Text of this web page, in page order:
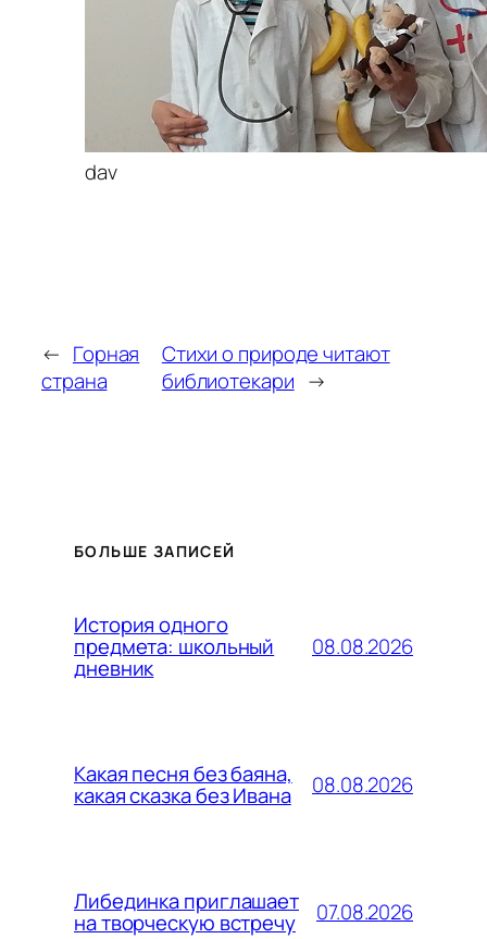
dav
← Горная
страна
Стихи о природе читают
библиотекари →
БОЛЬШЕ ЗАПИСЕЙ
История одного
предмета: школьный
дневник
08.08.2026
Какая песня без баяна,
какая сказка без Ивана 08.08.2026
Либединка приглашает
на творческую встречу 07.08.2026